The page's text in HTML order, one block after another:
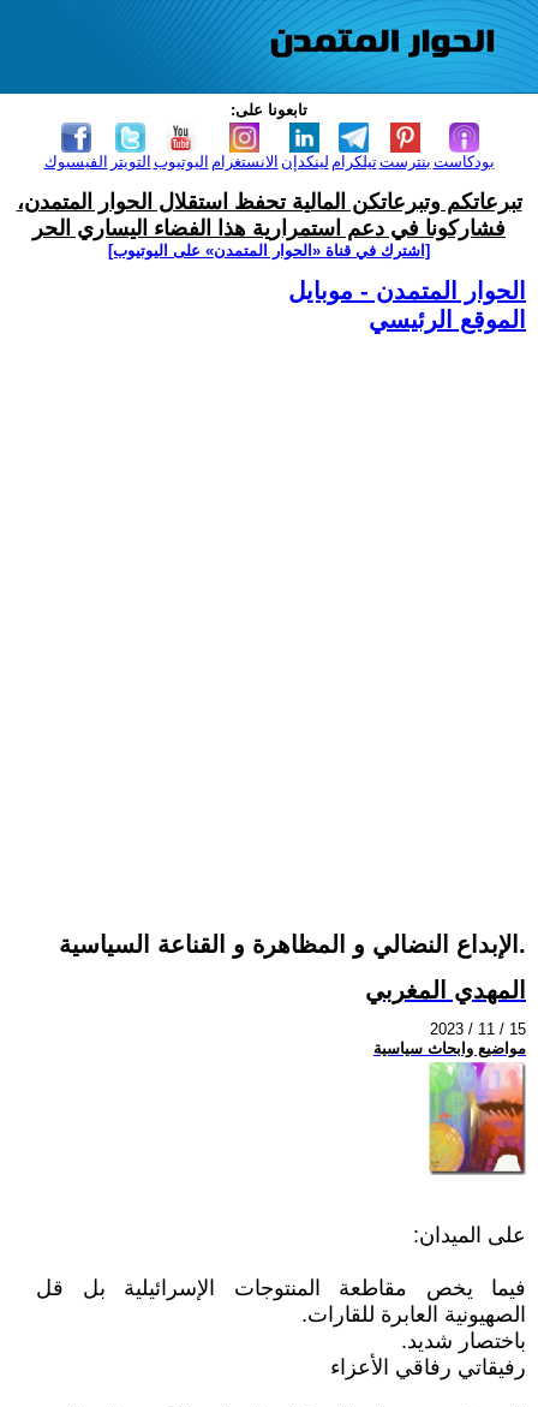
تابعونا على:
الفيسبوك التويتر اليوتيوب الانستغرام لينكدإن تيلكرامبنترست بودكاست
تبرعاتكم وتبرعاتكن المالية تحفظ استقلال الحوار المتمدن،
فشاركونا في دعم استمرارية هذا الفضاء اليساري الحر
[اشترك في قناة ‫«الحوار المتمدن» على اليوتيوب]
الحوار المتمدن - موبايل
الموقع الرئيسي
الإبداع النضالي و المظاهرة و القناعة السياسية.
المهدي المغربي
2023 / 11 / 15
مواضيع وابحاث سياسية
على الميدان:
فيما يخص مقاطعة المنتوجات الإسرائيلية بل قل
الصهيونية العابرة للقارات.
باختصار شديد.
رفيقاتي رفاقي الأعزاء